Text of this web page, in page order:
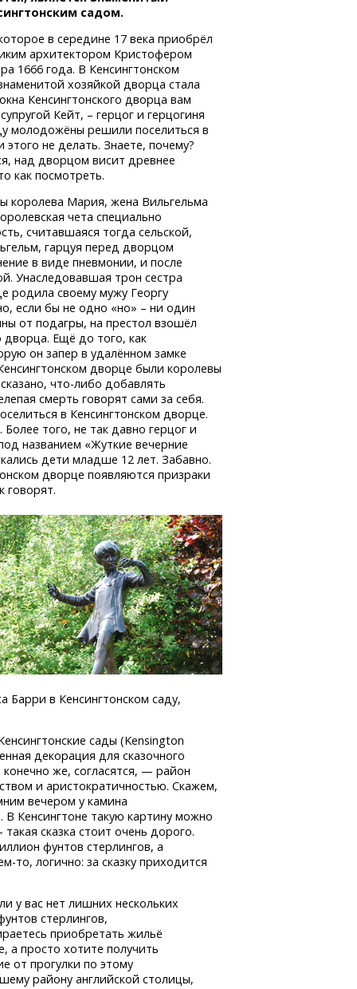
садом.
в середине 17 века приобрёл
архитектором Кристофером
1666 года. В Кенсингтонском
хозяйкой дворца стала
Кенсингтонского дворца вам
Кейт, – герцог и герцогиня
молодожёны решили поселиться в
не делать. Знаете, почему?
над дворцом висит древнее
как посмотреть.
королева Мария, жена Вильгельма
чета специально
считавшаяся тогда сельской,
гарцуя перед дворцом
в виде пневмонии, и после
Унаследовавшая трон сестра
родила своему мужу Георгу
если бы не одно «но» – ни один
от подагры, на престол взошёл
дворца. Ещё до того, как
он запер в удалённом замке
дворце были королевы
что-либо добавлять
смерть говорят сами за себя.
в Кенсингтонском дворце.
того, не так давно герцог и
названием «Жуткие вечерние
дети младше 12 лет. Забавно.
дворце появляются призраки
говорят.
в Кенсингтонском саду,
сады (Kensington
декорация для сказочного
же, согласятся, — район
и аристократичностью. Скажем,
вечером у камина
Кенсингтоне такую картину можно
сказка стоит очень дорого.
фунтов стерлингов, а
то, логично: за сказку приходится
у вас нет лишних нескольких
стерлингов,
приобретать жильё
а просто хотите получить
от прогулки по этому
району английской столицы,